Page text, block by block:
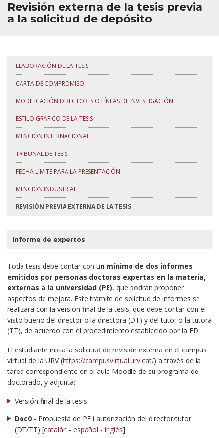
Premios extraordinarios
Trámites administrativos
Revisión externa de la tesis previa
a la solicitud de depósito
ELABORACIÓN DE LA TESIS
CARTA DE COMPROMISO
MODIFICACIÓN DIRECTORES O LÍNEAS DE INVESTIGACIÓN
ESTILO GRÁFICO DE LA TESIS
MENCIÓN INTERNACIONAL
TRIBUNAL DE TESIS
FECHA LÍMITE PARA LA PRESENTACIÓN
MENCIÓN INDUSTRIAL
REVISIÓN PREVIA EXTERNA DE LA TESIS
Informe de expertos
Toda tesis debe contar con un mínimo de dos informes
emitidos por personas doctoras expertas en la materia,
externas a la universidad (PE), que podrán proponer
aspectos de mejora. Este trámite de solicitud de informes se
realizará con la versión final de la tesis, que debe contar con el
visto bueno del director o la directora (DT) y del tutor o la tutora
(TT), de acuerdo con el procedimiento establecido por la ED.
El estudiante inicia la solicitud de revisión externa en el campus
virtual de la URV (https://campusvirtual.urv.cat/) a través de la
tarea correspondiente en el aula Moodle de su programa de
doctorado, y adjunta:
Versión final de la tesis
Doc0 - Propuesta de PE i autorización del director/tutor
(DT/TT) [catalán - español - inglés]​